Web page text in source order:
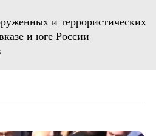
и террористических
и юге России